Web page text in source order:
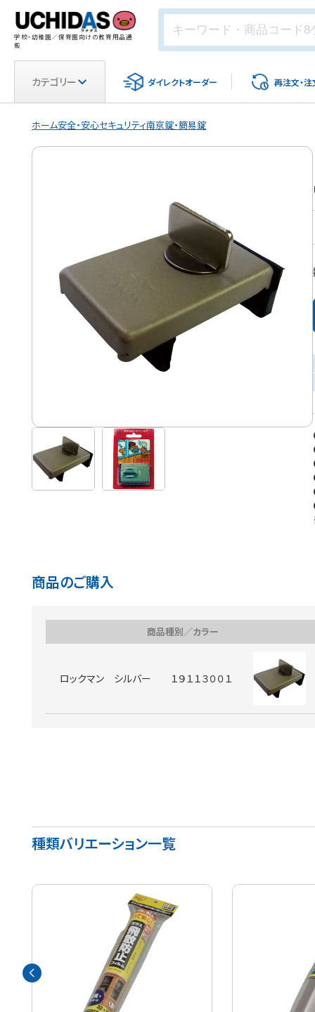
学校・幼稚園／保育園向けの教育用品通
販
カテゴリー ダイレクトオーダー 再注文・注
ホーム安全・安心セキュリティ南京錠・簡易錠
商品のご購入
商品種別／カラー
ロックマン シルバー １９１１３００１
種類バリエーション一覧